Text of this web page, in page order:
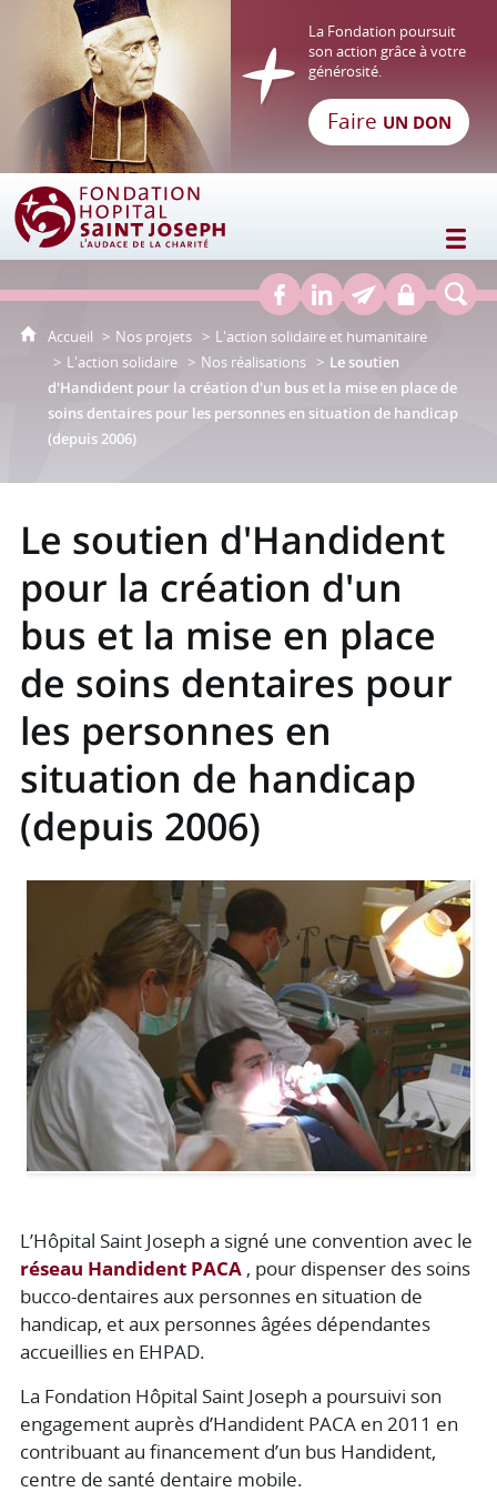
Fondation Hôpital Saint Joseph
La Fondation poursuit
son action grâce à votre
générosité.
Faire UN DON
Accueil Nos projets
L'action solidaire et humanitaire
L'action solidaire
Nos réalisations
Le soutien
d'Handident pour la création d'un bus et la mise en place de
soins dentaires pour les personnes en situation de handicap
(depuis 2006)
Le soutien d'Handident
pour la création d'un
bus et la mise en place
de soins dentaires pour
les personnes en
situation de handicap
(depuis 2006)
L’Hôpital Saint Joseph a signé une convention avec le
réseau Handident PACA , pour dispenser des soins
bucco-dentaires aux personnes en situation de
handicap, et aux personnes âgées dépendantes
accueillies en EHPAD.
La Fondation Hôpital Saint Joseph a poursuivi son
engagement auprès d’Handident PACA en 2011 en
contribuant au financement d’un bus Handident,
centre de santé dentaire mobile.